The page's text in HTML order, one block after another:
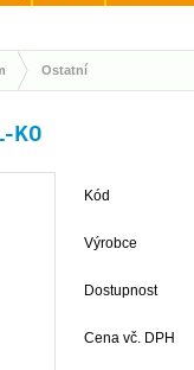
Ostatní
KO
Kód
Výrobce
Dostupnost
Cena vč. DPH